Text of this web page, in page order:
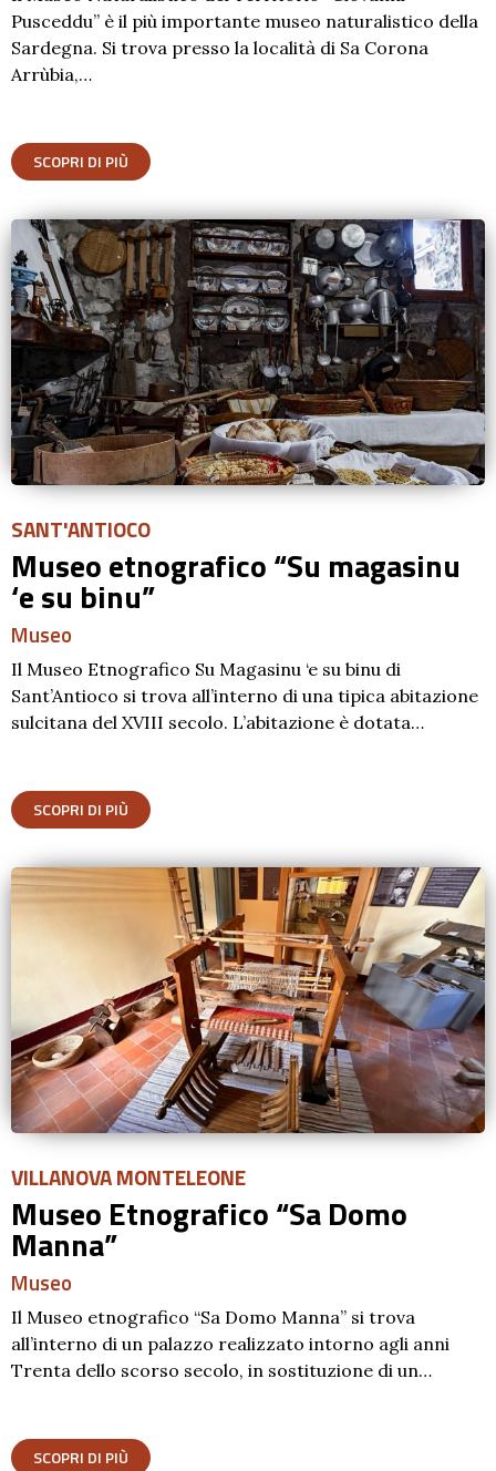
Pusceddu” è il più importante museo naturalistico della
Sardegna. Si trova presso la località di Sa Corona
Arrùbia,…
SCOPRI DI PIÙ
SANT'ANTIOCO
Museo etnografico “Su magasinu
‘e su binu”
Museo
Il Museo Etnografico Su Magasinu ‘e su binu di
Sant’Antioco si trova all’interno di una tipica abitazione
sulcitana del XVIII secolo. L’abitazione è dotata…
SCOPRI DI PIÙ
VILLANOVA MONTELEONE
Museo Etnografico “Sa Domo
Manna”
Museo
Il Museo etnografico “Sa Domo Manna” si trova
all’interno di un palazzo realizzato intorno agli anni
Trenta dello scorso secolo, in sostituzione di un…
SCOPRI DI PIÙ